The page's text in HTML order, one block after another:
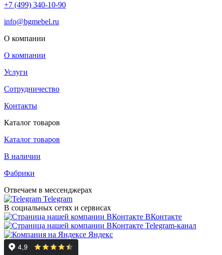
+7 (499) 340-10-90
info@bgmebel.ru
О компании
О компании
Услуги
Сотрудничество
Контакты
Каталог товаров
Каталог товаров
В наличии
Фабрики
Отвечаем в мессенджерах
Telegram
В социальных сетях и сервисах
ВКонтакте
Telegram-канал
Яндекс